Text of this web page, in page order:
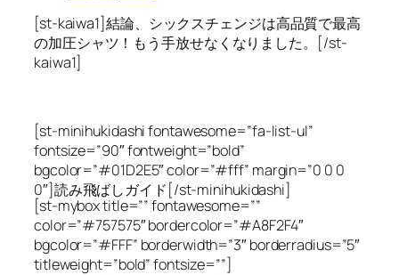
[st-kaiwa1]結論、シックスチェンジは高品質で最高
の加圧シャツ！もう手放せなくなりました。[/st-
kaiwa1]
[st-minihukidashi fontawesome=”fa-list-ul”
fontsize=”90″ fontweight=”bold”
bgcolor=”#01D2E5″ color=”#fff” margin=”0 0 0
0″]読み飛ばしガイド[/st-minihukidashi]
[st-mybox title=”” fontawesome=””
color=”#757575″ bordercolor=”#A8F2F4″
bgcolor=”#FFF” borderwidth=”3″ borderradius=”5″
titleweight=”bold” fontsize=””]